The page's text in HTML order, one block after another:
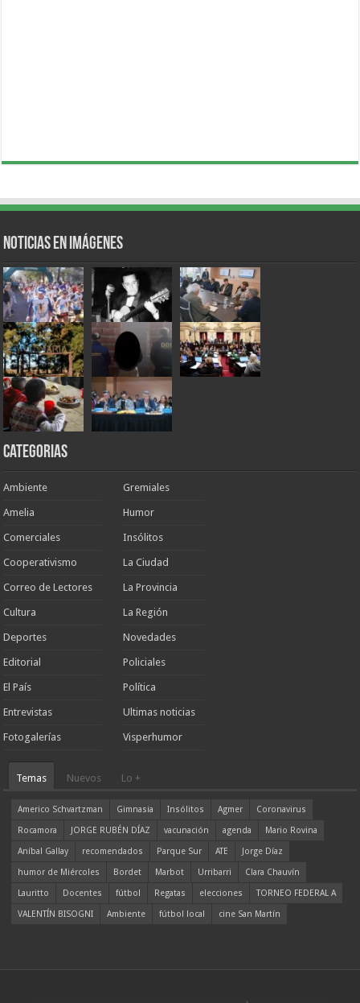
Noticias en Imágenes
Categorias
Ambiente
Amelia
Comerciales
Cooperativismo
Correo de Lectores
Cultura
Deportes
Editorial
El País
Entrevistas
Fotogalerías
Gremiales
Humor
Insólitos
La Ciudad
La Provincia
La Región
Novedades
Policiales
Política
Ultimas noticias
Visperhumor
Temas Nuevos Lo +
Americo Schvartzman Gimnasia Insólitos Agmer
Coronavirus
Rocamora
JORGE RUBÉN DÍAZ vacunación agenda
Mario Rovina
Aníbal Gallay
recomendados Parque Sur ATE
Jorge Díaz
humor de Miércoles
Bordet Marbot Urribarri
Clara Chauvín
Lauritto
Docentes fútbol Regatas elecciones
TORNEO FEDERAL A
VALENTÍN BISOGNI
Ambiente fútbol local cine San Martín